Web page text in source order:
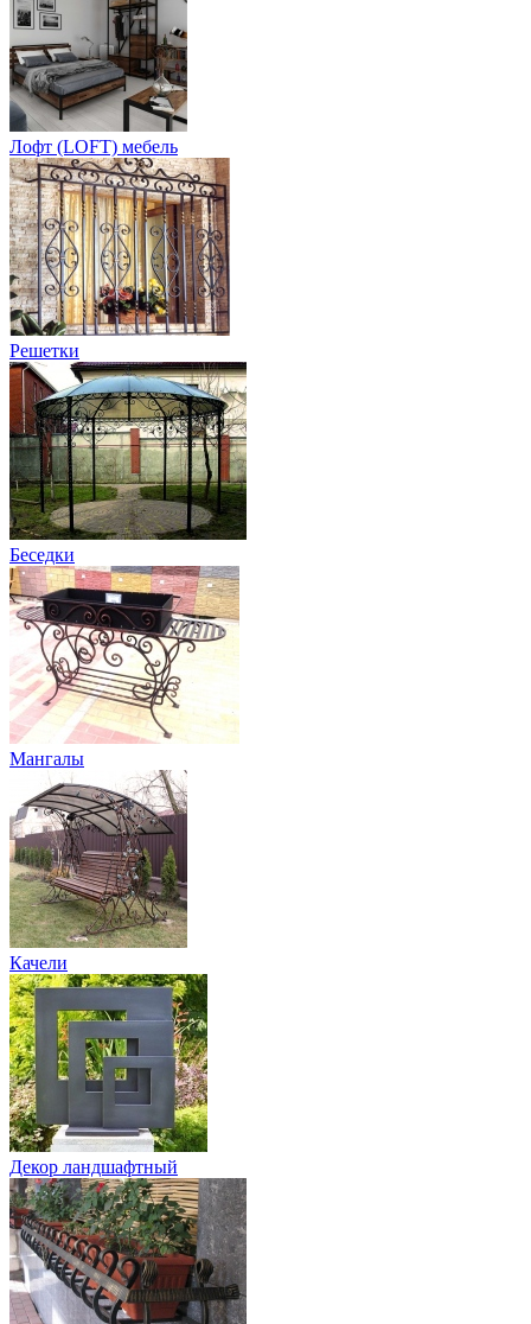
Лофт (LOFT) мебель
Решетки
Беседки
Мангалы
Качели
Декор ландшафтный